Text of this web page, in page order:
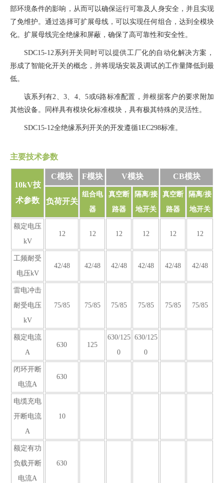
部环境条件的影响，从而可以确保运行可靠及人身安全，并且实现
了免维护。通过选择可扩展母线，可以实现任何组合，达到全模块
化。扩展母线完全绝缘和屏蔽，确保了高可靠性和安全性。
SDC15-12系列开关同时可以提供工厂化的自动化解决方案，
形成了智能化开关的概念，并将现场安装及调试的工作量降低到最
低。
该系列有2、3、4、5或6路标准配置，并根据客户的要求附加
其他设备。同样具有模块化标准模块，具有极其特殊的灵活性。
SDC15-12全绝缘系列开关的开发遵循1EC298标准。
主要技术参数
10kV技
术参数
C模块 F模块 V模块 CB模块
负荷开关
组合电
器
真空断
路器
隔离/接
地开关
真空断
路器
隔离/接
地开关
额定电压
kV
12 12 12 12 12 12
工频耐受
电压kV
42/48 42/48 42/48 42/48 42/48 42/48
雷电冲击
耐受电压
kV
75/85 75/85 75/85 75/85 75/85 75/85
额定电流
A
630 125
630/125
0
630/125
0
闭环开断
电流A
630
电缆充电
开断电流
A
10
额定有功
负载开断
电流A
630